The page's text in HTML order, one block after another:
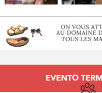
y
EVENTO
Se